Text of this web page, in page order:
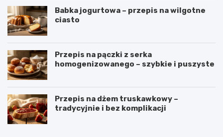
Babka jogurtowa – przepis na wilgotne
ciasto
Przepis na pączki z serka
homogenizowanego – szybkie i puszyste
Przepis na dżem truskawkowy –
tradycyjnie i bez komplikacji
B
O